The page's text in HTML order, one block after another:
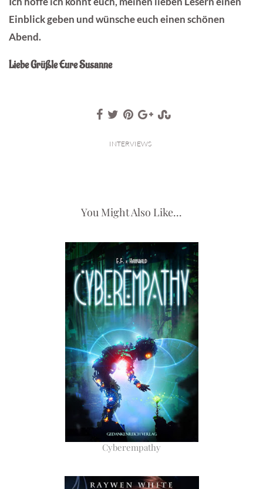
Einblick geben und wünsche euch einen schönen
Abend.
Liebe Grüßle Eure Susanne
INTERVIEWS
You Might Also Like...
Cyberempathy